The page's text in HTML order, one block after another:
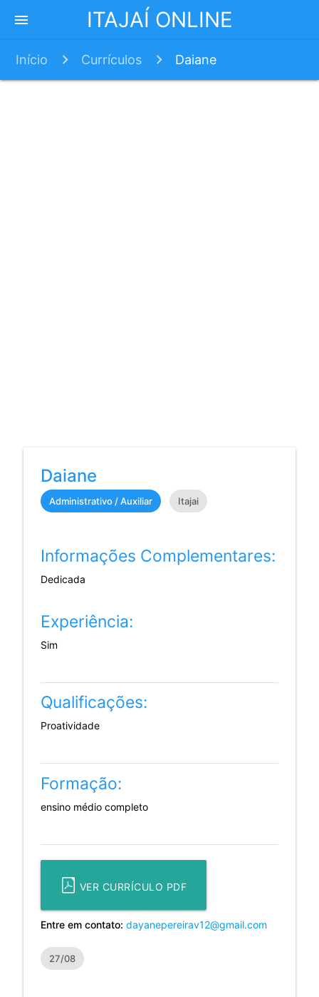
ITAJAÍ ONLINE
menu
Início Currículos Daiane
Daiane
Administrativo / Auxiliar Itajai
Informações Complementares:
Dedicada
Experiência:
Sim
Qualificações:
Proatividade
Formação:
ensino médio completo
VER CURRÍCULO PDF
Entre em contato: dayanepereirav12@gmail.com
27/08